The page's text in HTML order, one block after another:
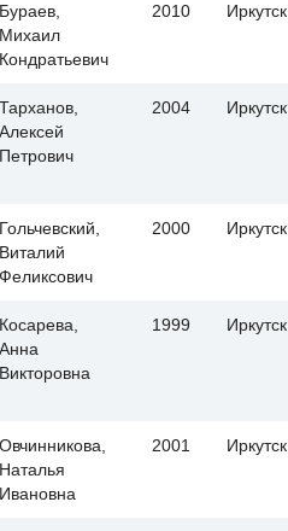
Бураев,
Михаил
Кондратьевич
2010 Иркутск
Тарханов,
Алексей
Петрович
2004 Иркутск
Гольчевский,
Виталий
Феликсович
2000 Иркутск
Косарева,
Анна
Викторовна
1999 Иркутск
Овчинникова,
Наталья
Ивановна
2001 Иркутск